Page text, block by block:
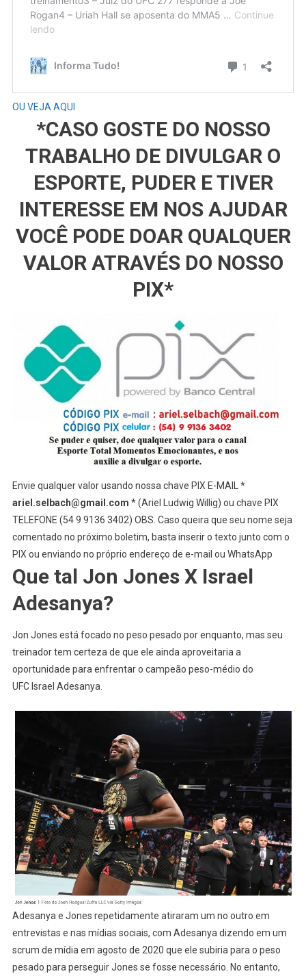
OU VEJA AQUI
*CASO GOSTE DO NOSSO
TRABALHO DE DIVULGAR O
ESPORTE, PUDER E TIVER
INTERESSE EM NOS AJUDAR
VOCÊ PODE DOAR QUALQUER
VALOR ATRAVÉS DO NOSSO
PIX*
Envie qualquer valor usando nossa chave PIX E-MAIL *
ariel.selbach@gmail.com * (Ariel Ludwig Willig) ou chave PIX
TELEFONE (54 9 9136 3402) OBS. Caso queira que seu nome seja
comentado no próximo boletim, basta inserir o texto junto com o
PIX ou enviando no próprio endereço de e-mail ou WhatsApp
Que tal Jon Jones X Israel
Adesanya?
Jon Jones está focado no peso pesado por enquanto, mas seu
treinador tem certeza de que ele ainda aproveitaria a
oportunidade para enfrentar o campeão peso-médio do
UFC Israel Adesanya.
Adesanya e Jones repetidamente atiraram um no outro em
entrevistas e nas mídias sociais, com Adesanya dizendo em um
scrum de mídia em agosto de 2020 que ele subiria para o peso
pesado para perseguir Jones se fosse necessário. No entanto,